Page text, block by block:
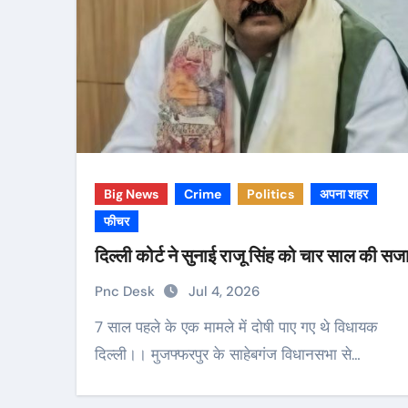
Big News Crime Politics
अपना शहर
फीचर
दिल्ली कोर्ट ने सुनाई राजू सिंह को चार साल की
Pnc Desk Jul 4, 2026
7 साल पहले के एक मामले में दोषी पाए गए थे विधायक
दिल्ली।। मुजफ्फरपुर के साहेबगंज विधानसभा से…